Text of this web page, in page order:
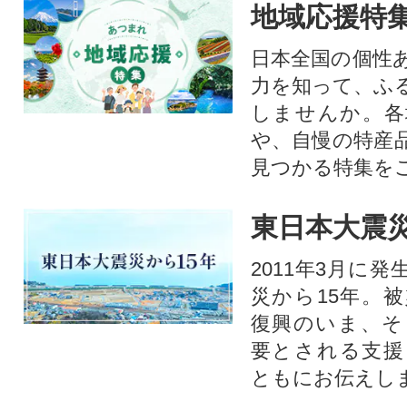
地域応援特
日本全国の個性
力を知って、ふ
しませんか。
や、自慢の特産
見つかる特集を
東日本大震
2011年3月に発
災から15年。
復興のいま、
要とされる支
ともにお伝えし